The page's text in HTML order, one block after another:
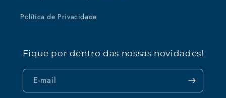
Política de Privacidade
Fique por dentro das nossas novidades!
E-mail